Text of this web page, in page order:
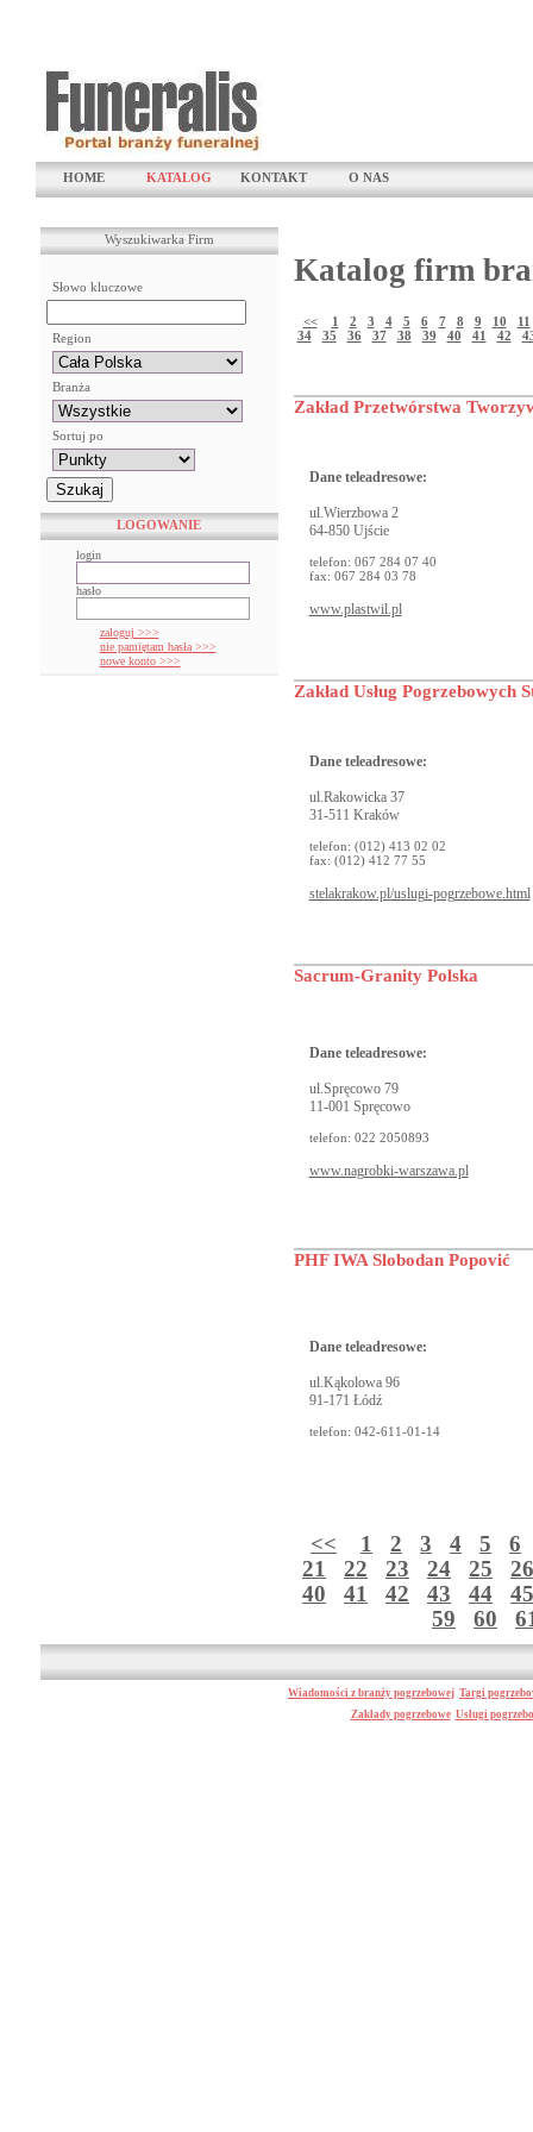
HOME KATALOG KONTAKT O NAS
Wyszukiwarka Firm
Słowo kluczowe
Region
Branża
Sortuj po
LOGOWANIE
login
hasło
zaloguj >>>
nie pamiętam hasła >>>
nowe konto >>>
Katalog firm
<< 1 2 3 4 5 6 7 8 9 10
11
34
35 36 37 38 39 40 41 42
Zakład Przetwórstwa
Dane teleadresowe:
ul.Wierzbowa 2
64-850 Ujście
telefon: 067 284 07 40
fax: 067 284 03 78
www.plastwil.pl
Zakład Usług Pogrzebowych
Dane teleadresowe:
ul.Rakowicka 37
31-511 Kraków
telefon: (012) 413 02 02
fax: (012) 412 77 55
stelakrakow.pl/uslugi-pogrzebowe.html
Sacrum-Granity Polska
Dane teleadresowe:
ul.Spręcowo 79
11-001 Spręcowo
telefon: 022 2050893
www.nagrobki-warszawa.pl
PHF IWA Slobodan Popović
Dane teleadresowe:
ul.Kąkolowa 96
91-171 Łódź
telefon: 042-611-01-14
<< 1 2 3 4 5
6
21
22 23 24 25
26
40
41 42 43 44
45
59
60
Wiadomości z branży pogrzebowej Targi
Zakłady pogrzebowe Usługi